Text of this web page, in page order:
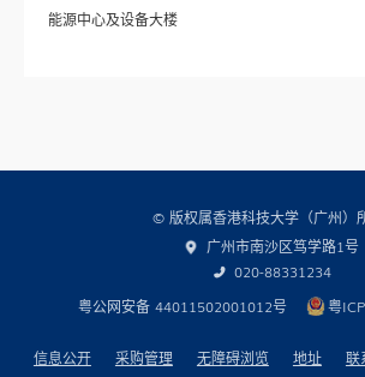
能源中心及设备大楼
© 版权属香港科技大学（广州）
广州市南沙区笃学路1号
020-88331234
粤公网安备 44011502001012号
粤
信息公开 采购管理 无障碍浏览 地址 联